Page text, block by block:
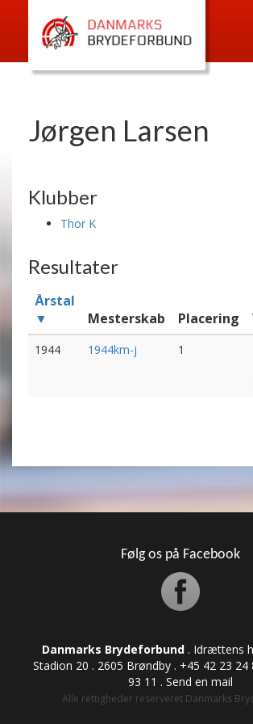
Jørgen Larsen
Klubber
Thor K
Resultater
Årstal
▼
Mesterskab Placering
1944 1944km-j 1
Følg os på Facebook
Danmarks Brydeforbund . Idrættens
Stadion 20 . 2605 Brøndby . +45 42 23 24
93 11 . Send en mail
Alle rettigheder reserveret Danmarks